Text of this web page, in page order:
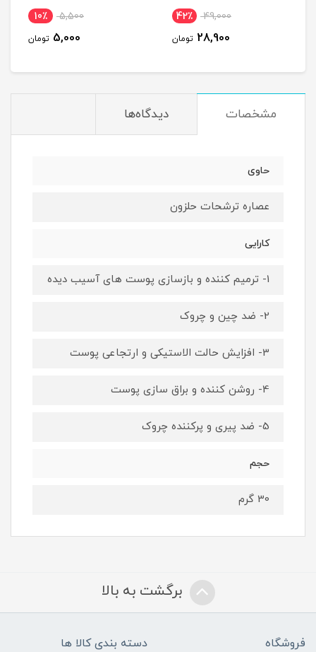
49,000 42٪
28,900 تومان
5,500 10٪
5,000 تومان
مشخصات دیدگاه‌ها
حاوی
عصاره ترشحات حلزون
کارایی
1- ترمیم کننده و بازسازی پوست های آسیب دیده
2- ضد چین و چروک
3- افزایش حالت الاستیکی و ارتجاعی پوست
4- روشن کننده و براق سازی پوست
5- ضد پیری و پرکننده چروک
حجم
30 گرم
برگشت به بالا
فروشگاه دسته بندی کالا ها